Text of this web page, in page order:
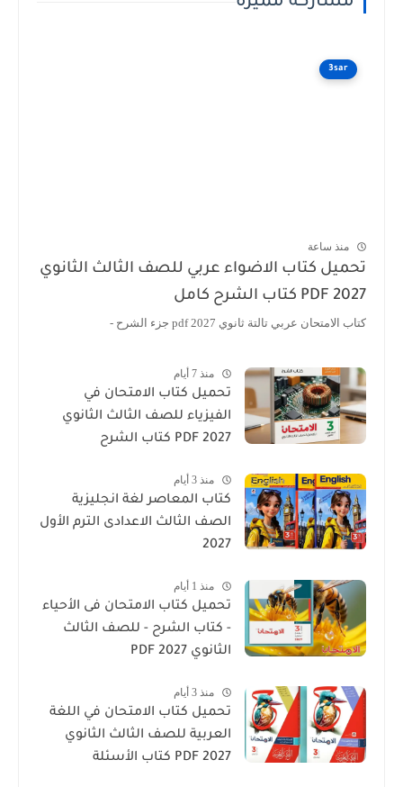
3sar
منذ ساعة
تحميل كتاب الاضواء عربي للصف الثالث الثانوي
2027 PDF كتاب الشرح كامل
كتاب الامتحان عربي تالتة ثانوي 2027 pdf جزء الشرح -
منذ 7 أيام
تحميل كتاب الامتحان في
الفيزياء للصف الثالث الثانوي
2027 PDF كتاب الشرح
منذ 3 أيام
كتاب المعاصر لغة انجليزية
الصف الثالث الاعدادى الترم الأول
2027
منذ 1 أيام
تحميل كتاب الامتحان فى الأحياء
- كتاب الشرح - للصف الثالث
الثانوي 2027 PDF
منذ 3 أيام
تحميل كتاب الامتحان في اللغة
العربية للصف الثالث الثانوي
2027 PDF كتاب الأسئلة